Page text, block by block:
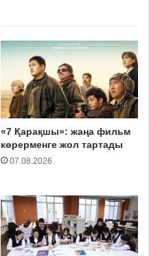
«7 Қарақшы»: жаңа фильм
көрерменге жол тартады
07.08.2026